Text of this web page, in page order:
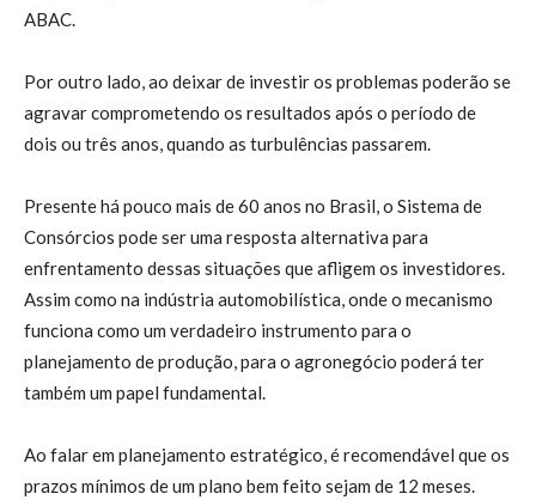
ABAC.
Por outro lado, ao deixar de investir os problemas poderão se
agravar comprometendo os resultados após o período de
dois ou três anos, quando as turbulências passarem.
Presente há pouco mais de 60 anos no Brasil, o Sistema de
Consórcios pode ser uma resposta alternativa para
enfrentamento dessas situações que afligem os investidores.
Assim como na indústria automobilística, onde o mecanismo
funciona como um verdadeiro instrumento para o
planejamento de produção, para o agronegócio poderá ter
também um papel fundamental.
Ao falar em planejamento estratégico, é recomendável que os
prazos mínimos de um plano bem feito sejam de 12 meses.